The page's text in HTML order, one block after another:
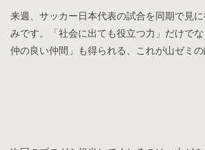
来週、サッカー日本代表の試合を同期で見
みです。「社会に出ても役立つ力」だけで
仲の良い仲間」も得られる、これが山ゼミの